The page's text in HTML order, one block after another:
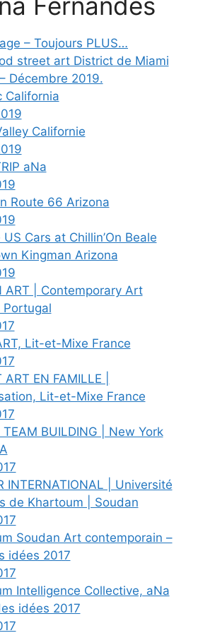
– Toujours PLUS…
street art District de Miami
Décembre 2019.
California
Californie
aNa
Route 66 Arizona
Cars at Chillin’On Beale
Kingman Arizona
ART | Contemporary Art
Portugal
Lit-et-Mixe France
ART EN FAMILLE |
Lit-et-Mixe France
TEAM BUILDING | New York
INTERNATIONAL | Université
de Khartoum | Soudan
Soudan Art contemporain –
idées 2017
Intelligence Collective, aNa
idées 2017